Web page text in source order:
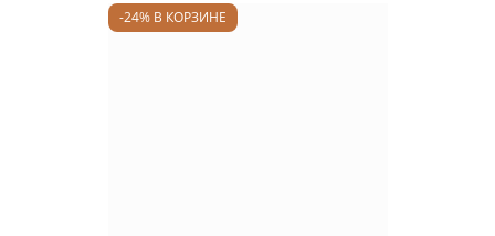
-24% В КОРЗИНЕ